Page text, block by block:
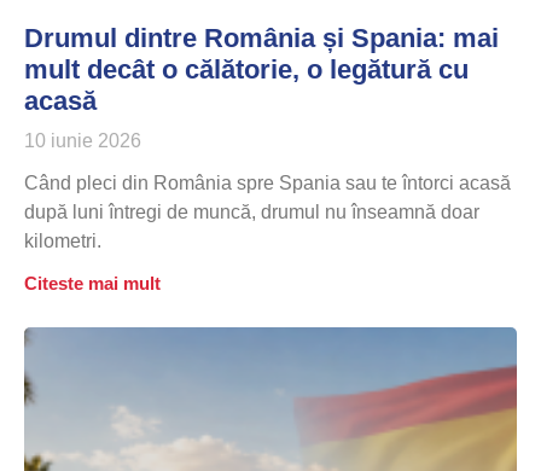
Drumul dintre România și Spania: mai
mult decât o călătorie, o legătură cu
acasă
10 iunie 2026
Când pleci din România spre Spania sau te întorci acasă
după luni întregi de muncă, drumul nu înseamnă doar
kilometri.
Citeste mai mult